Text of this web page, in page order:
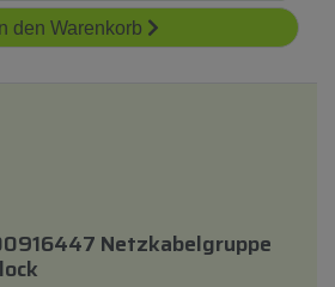
In den Warenkorb
Netzkabelgruppe